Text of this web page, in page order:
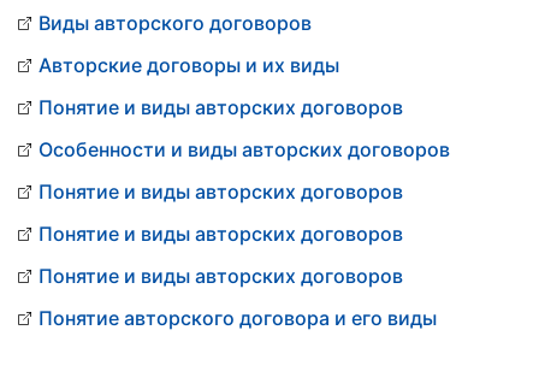
Виды авторского договоров
Авторские договоры и их виды
Понятие и виды авторских договоров
Особенности и виды авторских договоров
Понятие и виды авторских договоров
Понятие и виды авторских договоров
Понятие и виды авторских договоров
Понятие авторского договора и его виды